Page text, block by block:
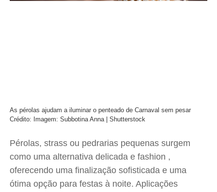
As pérolas ajudam a iluminar o penteado de Carnaval sem pesar
Crédito: Imagem: Subbotina Anna | Shutterstock
Pérolas, strass ou pedrarias pequenas surgem
como uma alternativa delicada e fashion ,
oferecendo uma finalização sofisticada e uma
ótima opção para festas à noite. Aplicações